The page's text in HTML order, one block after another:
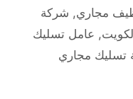
مجاري, شركة
, عامل تسليك
تسليك مجاري